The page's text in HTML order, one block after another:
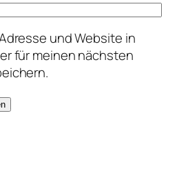
und Website in
für meinen nächsten